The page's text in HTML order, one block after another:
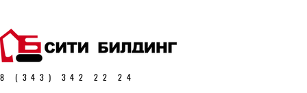
8 (343) 342 22 24